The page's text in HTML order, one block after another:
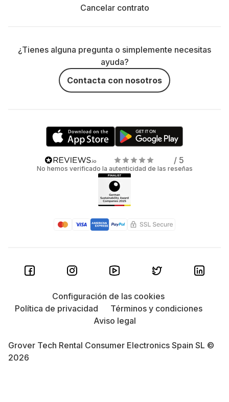
Cancelar contrato
¿Tienes alguna pregunta o simplemente necesitas
ayuda?
Contacta con nosotros
/ 5
No hemos verificado la autenticidad de las reseñas
Grover Tech Rental Consumer Electronics Spain SL ©
2026
Configuración de las cookies
Política de privacidad
Términos y condiciones
Aviso legal